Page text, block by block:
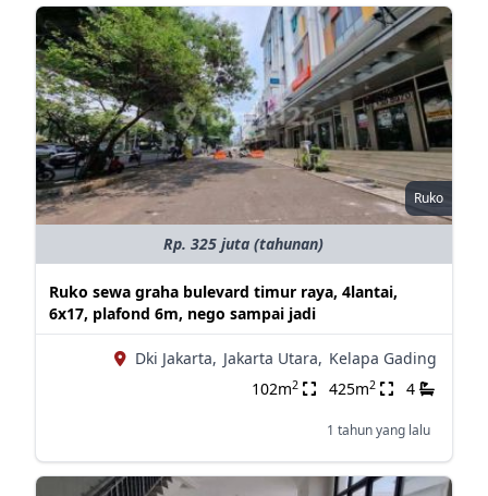
Ruko
Rp. 325 juta (tahunan)
Ruko sewa graha bulevard timur raya, 4lantai,
6x17, plafond 6m, nego sampai jadi
Dki Jakarta, Jakarta Utara, Kelapa Gading
102m2 425m2 4
1 tahun yang lalu